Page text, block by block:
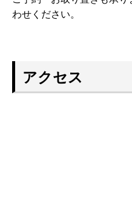
わせください。
アクセス